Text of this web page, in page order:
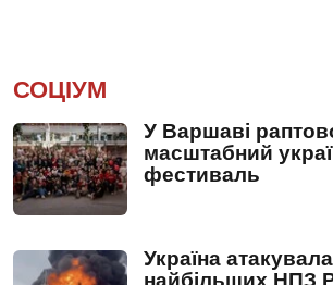
СОЦІУМ
У Варшаві
масштабний
фестиваль
Україна
найбільших НПЗ